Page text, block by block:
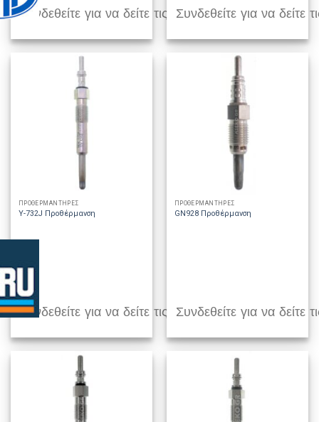
Συνδεθείτε για να δείτε τις τιμέςΣυνδεθείτε για να δείτε
ΠΡΟΘΕΡΜΑΝΤΗΡΕΣ
Y-732J Προθέρμανση
Συνδεθείτε για να δείτε τις τιμές
ΠΡΟΘΕΡΜΑΝΤΗΡΕΣ
GN928 Προθέρμανση
Συνδεθείτε για να δείτε